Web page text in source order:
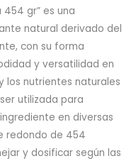
454 gr” es una
natural derivado del
con su forma
y versatilidad en
los nutrientes naturales
utilizada para
en diversas
redondo de 454
y dosificar según las